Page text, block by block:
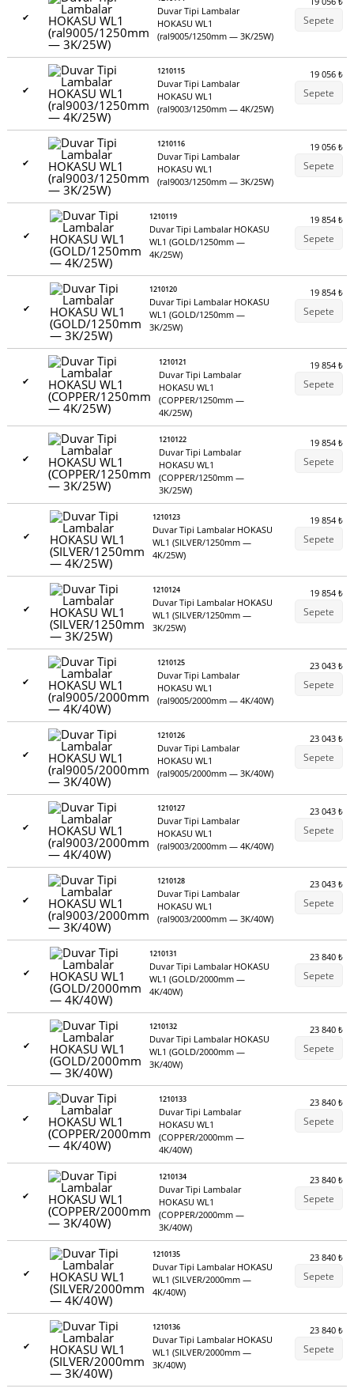
✔
Duvar Tipi Lambalar
HOKASU WL1
(ral9005/1250mm — 3K/25W)
Sepete
✔
1210115
Duvar Tipi Lambalar
HOKASU WL1
(ral9003/1250mm — 4K/25W)
19 056₺
Sepete
✔
1210116
Duvar Tipi Lambalar
HOKASU WL1
(ral9003/1250mm — 3K/25W)
19 056₺
Sepete
✔
1210119
Duvar Tipi Lambalar HOKASU
WL1 (GOLD/1250mm —
4K/25W)
19 854₺
Sepete
✔
1210120
Duvar Tipi Lambalar HOKASU
WL1 (GOLD/1250mm —
3K/25W)
19 854₺
Sepete
✔
1210121
Duvar Tipi Lambalar
HOKASU WL1
(COPPER/1250mm —
4K/25W)
19 854₺
Sepete
✔
1210122
Duvar Tipi Lambalar
HOKASU WL1
(COPPER/1250mm —
3K/25W)
19 854₺
Sepete
✔
1210123
Duvar Tipi Lambalar HOKASU
WL1 (SILVER/1250mm —
4K/25W)
19 854₺
Sepete
✔
1210124
Duvar Tipi Lambalar HOKASU
WL1 (SILVER/1250mm —
3K/25W)
19 854₺
Sepete
✔
1210125
Duvar Tipi Lambalar
HOKASU WL1
(ral9005/2000mm — 4K/40W)
23 043₺
Sepete
✔
1210126
Duvar Tipi Lambalar
HOKASU WL1
(ral9005/2000mm — 3K/40W)
23 043₺
Sepete
✔
1210127
Duvar Tipi Lambalar
HOKASU WL1
(ral9003/2000mm — 4K/40W)
23 043₺
Sepete
✔
1210128
Duvar Tipi Lambalar
HOKASU WL1
(ral9003/2000mm — 3K/40W)
23 043₺
Sepete
✔
1210131
Duvar Tipi Lambalar HOKASU
WL1 (GOLD/2000mm —
4K/40W)
23 840₺
Sepete
✔
1210132
Duvar Tipi Lambalar HOKASU
WL1 (GOLD/2000mm —
3K/40W)
23 840₺
Sepete
✔
1210133
Duvar Tipi Lambalar
HOKASU WL1
(COPPER/2000mm —
4K/40W)
23 840₺
Sepete
✔
1210134
Duvar Tipi Lambalar
HOKASU WL1
(COPPER/2000mm —
3K/40W)
23 840₺
Sepete
✔
1210135
Duvar Tipi Lambalar HOKASU
WL1 (SILVER/2000mm —
4K/40W)
23 840₺
Sepete
✔
1210136
Duvar Tipi Lambalar HOKASU
WL1 (SILVER/2000mm —
3K/40W)
23 840₺
Sepete